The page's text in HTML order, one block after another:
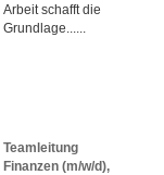
Arbeit schafft die
Grundlage......
Teamleitung
Finanzen (m/w/d),